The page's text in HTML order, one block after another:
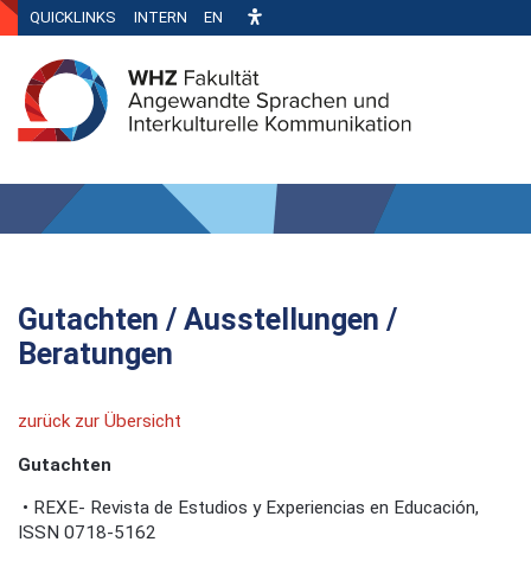
QUICKLINKS INTERN EN
Gutachten / Ausstellungen /
Beratungen
zurück zur Übersicht
Gutachten
• REXE- Revista de Estudios y Experiencias en Educación,
ISSN 0718-5162